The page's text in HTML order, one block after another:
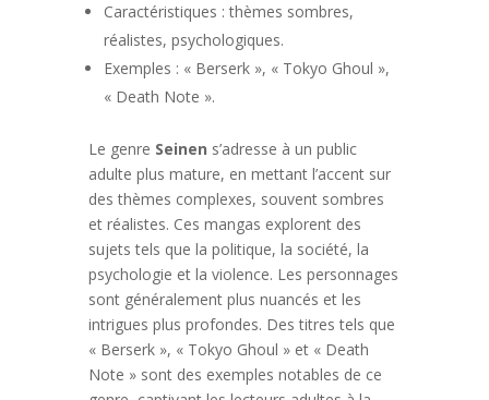
Caractéristiques : thèmes sombres,
réalistes, psychologiques.
Exemples : « Berserk », « Tokyo Ghoul »,
« Death Note ».
Le genre Seinen s’adresse à un public
adulte plus mature, en mettant l’accent sur
des thèmes complexes, souvent sombres
et réalistes. Ces mangas explorent des
sujets tels que la politique, la société, la
psychologie et la violence. Les personnages
sont généralement plus nuancés et les
intrigues plus profondes. Des titres tels que
« Berserk », « Tokyo Ghoul » et « Death
Note » sont des exemples notables de ce